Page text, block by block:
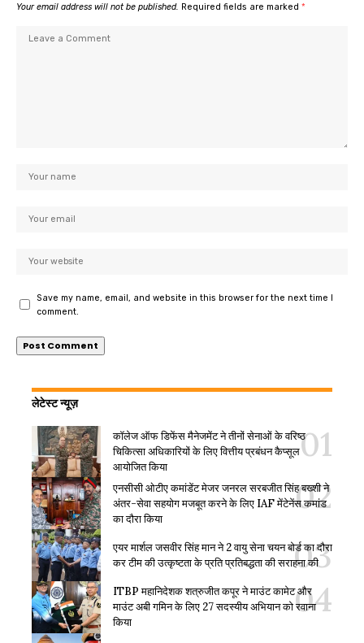
Your email address will not be published. Required fields are marked *
Save my name, email, and website in this browser for the next time I
comment.
लेटेस्ट न्यूज़
कॉलेज ऑफ डिफेंस मैनेजमेंट ने तीनों सेनाओं के वरिष्ठ
चिकित्सा अधिकारियों के लिए वित्तीय प्रबंधन कैप्सूल
आयोजित किया
एनसीसी ओटीए कमांडेंट मेजर जनरल सरबजीत सिंह बख्शी ने
अंतर-सेवा सहयोग मजबूत करने के लिए IAF मेंटेनेंस कमांड
का दौरा किया
एयर मार्शल जसवीर सिंह मान ने 2 वायु सेना चयन बोर्ड का दौरा
कर टीम की उत्कृष्टता के प्रति प्रतिबद्धता की सराहना की
ITBP महानिदेशक शत्रुजीत कपूर ने माउंट कामेट और
माउंट अबी गमिन के लिए 27 सदस्यीय अभियान को रवाना
किया